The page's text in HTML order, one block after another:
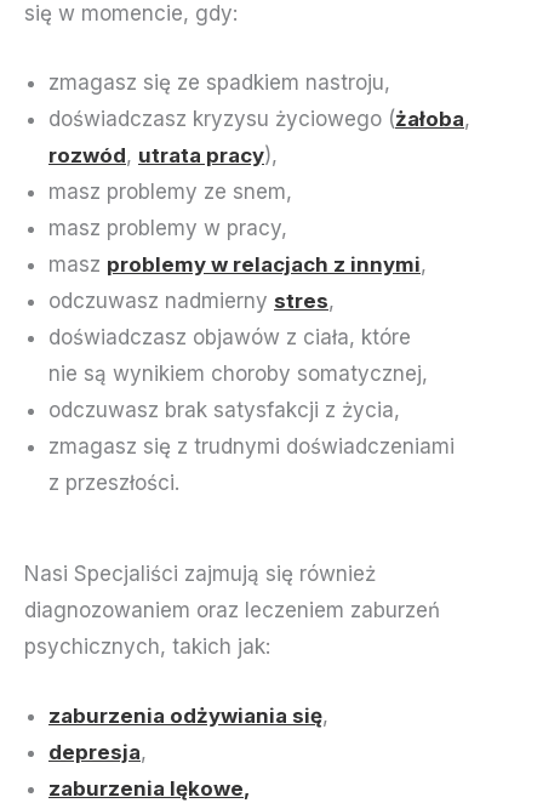
się w momencie, gdy:
zmagasz się ze spadkiem nastroju,
doświadczasz kryzysu życiowego (żałoba,
rozwód, utrata pracy),
masz problemy ze snem,
masz problemy w pracy,
masz problemy w relacjach z innymi,
odczuwasz nadmierny stres,
doświadczasz objawów z ciała, które
nie są wynikiem choroby somatycznej,
odczuwasz brak satysfakcji z życia,
zmagasz się z trudnymi doświadczeniami
z przeszłości.
Nasi Specjaliści zajmują się również
diagnozowaniem oraz leczeniem zaburzeń
psychicznych, takich jak:
zaburzenia odżywiania się,
depresja,
zaburzenia lękowe,